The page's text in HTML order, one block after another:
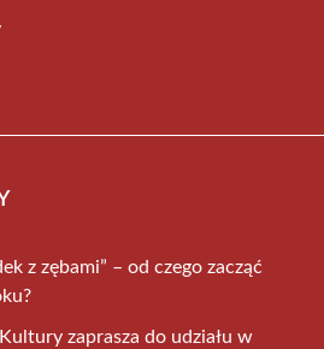
z zębami” – od czego zacząć
zaprasza do udziału w